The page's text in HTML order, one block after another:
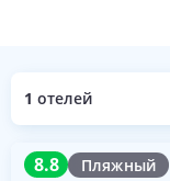
1 отелей
8.8 Пляжный
8.8